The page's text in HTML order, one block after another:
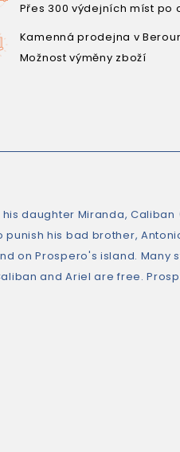
Přes 300 výdejních míst po
Kamenná prodejna v
Možnost výměny zboží
daughter Miranda,
his bad brother,
on Prospero's island. Many
and Ariel are free.